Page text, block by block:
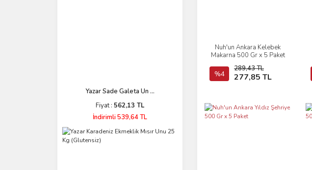
Yazar Sade Galeta Un ...
Fiyat : 562,13 TL
İndirimli 539,64 TL
Nuh'un Ankara Kelebek
Makarna 500 Gr x 5 Paket
%4
289,43 TL
277,85 TL
İncele
Sepete Ekle